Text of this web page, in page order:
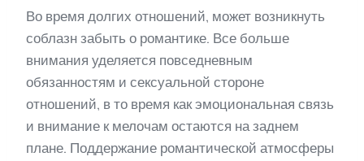
Во время долгих отношений, может возникнуть
соблазн забыть о романтике. Все больше
внимания уделяется повседневным
обязанностям и сексуальной стороне
отношений, в то время как эмоциональная связь
и внимание к мелочам остаются на заднем
плане. Поддержание романтической атмосферы